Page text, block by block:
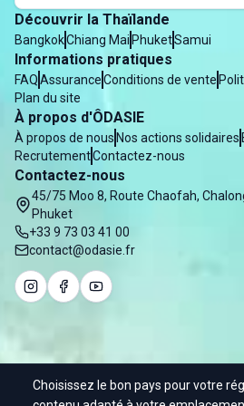
Découvrir la Thaïlande
BangkokChiang Mai PhuketSamui
Informations pratiques
FAQAssuranceConditions de vente
Plan du site
À propos d'ÔDASIE
À propos de nous Nos actions solidaires
RecrutementContactez-nous
Contactez-nous
45/75 Moo 8, Route Chaofah,
Phuket
+33 9 73 03 41 00
contact@odasie.fr
© 2025 Odasie - Water of
Choisissez le bon pays pour votre